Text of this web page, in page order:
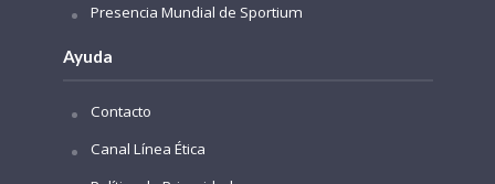
Presencia Mundial de Sportium
Ayuda
Contacto
Canal Línea Ética